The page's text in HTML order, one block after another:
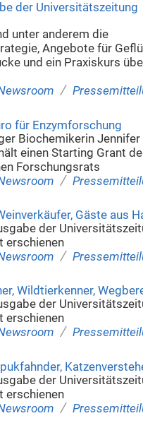
der Universitätszeitung
unter anderem die
Angebote für
und ein Praxiskurs
/
für Enzymforschung
Biochemikerin Jennifer
einen Starting Grant
Forschungsrats
/
Gäste aus
der
erschienen
/
Wildtierkenner,
der
erschienen
/
der
erschienen
/